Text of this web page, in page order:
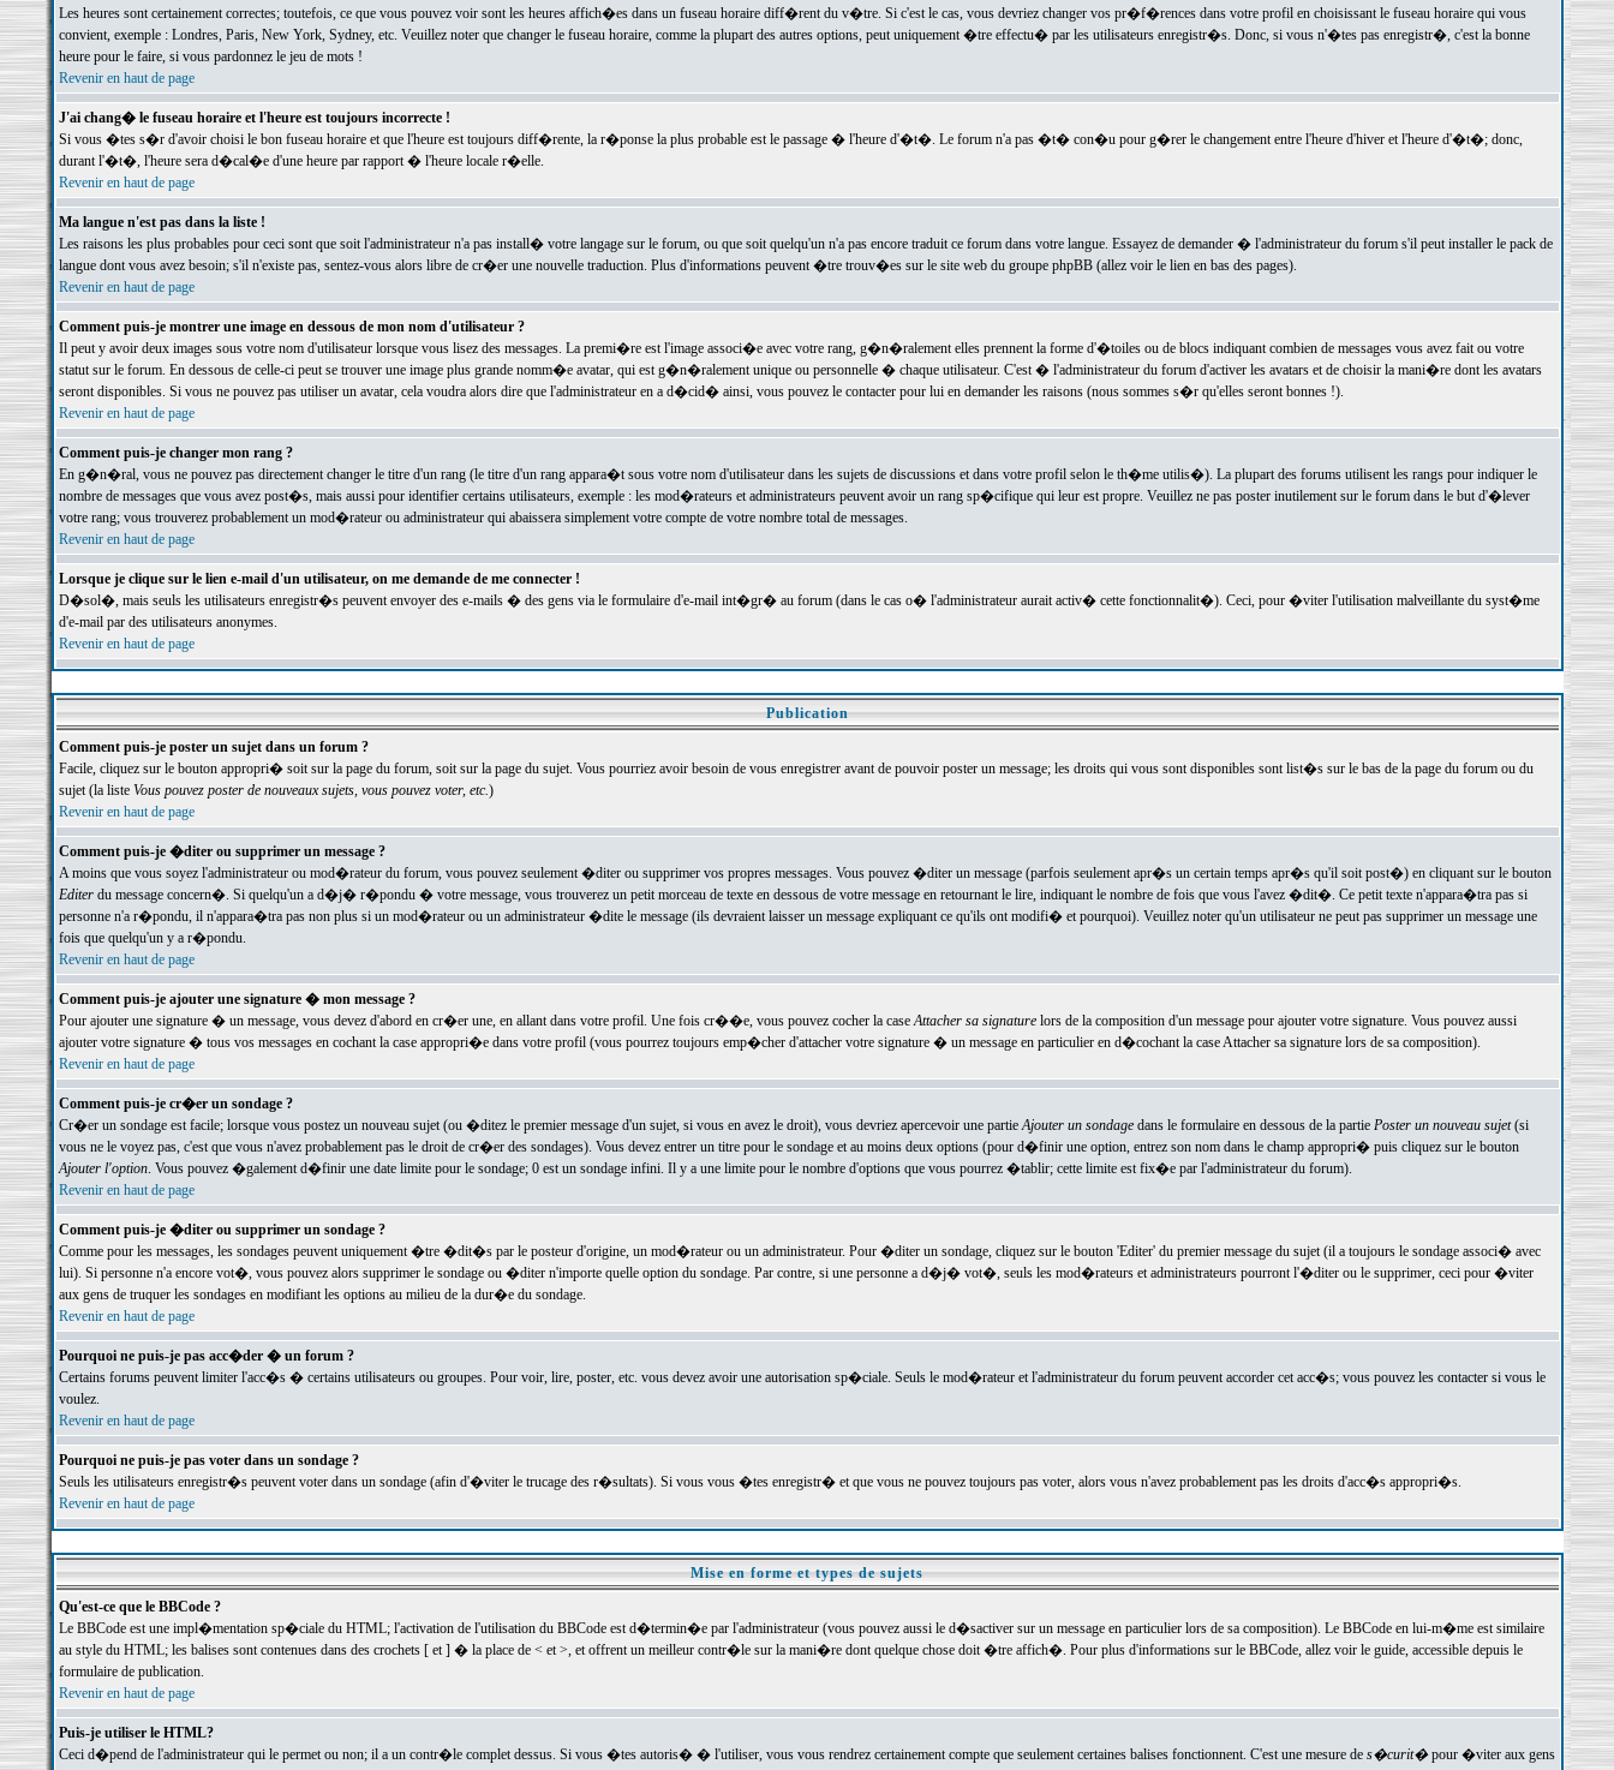
Les heures sont certainement correctes; toutefois, ce que vous pouvez voir sont les heures affich�es dans un fuseau horaire diff�rent du v�tre. Si c'est le cas, vous devriez changer vos pr�f�rences dans votre profil en choisissant le fuseau horaire qui vous
convient, exemple : Londres, Paris, New York, Sydney, etc. Veuillez noter que changer le fuseau horaire, comme la plupart des autres options, peut uniquement �tre effectu� par les utilisateurs enregistr�s. Donc, si vous n'�tes pas enregistr�, c'est la bonne
heure pour le faire, si vous pardonnez le jeu de mots !
Revenir en haut de page
J'ai chang� le fuseau horaire et l'heure est toujours incorrecte !
Si vous �tes s�r d'avoir choisi le bon fuseau horaire et que l'heure est toujours diff�rente, la r�ponse la plus probable est le passage � l'heure d'�t�. Le forum n'a pas �t� con�u pour g�rer le changement entre l'heure d'hiver et l'heure d'�t�; donc,
durant l'�t�, l'heure sera d�cal�e d'une heure par rapport � l'heure locale r�elle.
Revenir en haut de page
Ma langue n'est pas dans la liste !
Les raisons les plus probables pour ceci sont que soit l'administrateur n'a pas install� votre langage sur le forum, ou que soit quelqu'un n'a pas encore traduit ce forum dans votre langue. Essayez de demander � l'administrateur du forum s'il peut installer le pack de
langue dont vous avez besoin; s'il n'existe pas, sentez-vous alors libre de cr�er une nouvelle traduction. Plus d'informations peuvent �tre trouv�es sur le site web du groupe phpBB (allez voir le lien en bas des pages).
Revenir en haut de page
Comment puis-je montrer une image en dessous de mon nom d'utilisateur ?
Il peut y avoir deux images sous votre nom d'utilisateur lorsque vous lisez des messages. La premi�re est l'image associ�e avec votre rang, g�n�ralement elles prennent la forme d'�toiles ou de blocs indiquant combien de messages vous avez fait ou votre
statut sur le forum. En dessous de celle-ci peut se trouver une image plus grande nomm�e avatar, qui est g�n�ralement unique ou personnelle � chaque utilisateur. C'est � l'administrateur du forum d'activer les avatars et de choisir la mani�re dont les avatars
seront disponibles. Si vous ne pouvez pas utiliser un avatar, cela voudra alors dire que l'administrateur en a d�cid� ainsi, vous pouvez le contacter pour lui en demander les raisons (nous sommes s�r qu'elles seront bonnes !).
Revenir en haut de page
Comment puis-je changer mon rang ?
En g�n�ral, vous ne pouvez pas directement changer le titre d'un rang (le titre d'un rang appara�t sous votre nom d'utilisateur dans les sujets de discussions et dans votre profil selon le th�me utilis�). La plupart des forums utilisent les rangs pour indiquer le
nombre de messages que vous avez post�s, mais aussi pour identifier certains utilisateurs, exemple : les mod�rateurs et administrateurs peuvent avoir un rang sp�cifique qui leur est propre. Veuillez ne pas poster inutilement sur le forum dans le but d'�lever
votre rang; vous trouverez probablement un mod�rateur ou administrateur qui abaissera simplement votre compte de votre nombre total de messages.
Revenir en haut de page
Lorsque je clique sur le lien e-mail d'un utilisateur, on me demande de me connecter !
D�sol�, mais seuls les utilisateurs enregistr�s peuvent envoyer des e-mails � des gens via le formulaire d'e-mail int�gr� au forum (dans le cas o� l'administrateur aurait activ� cette fonctionnalit�). Ceci, pour �viter l'utilisation malveillante du syst�me
d'e-mail par des utilisateurs anonymes.
Revenir en haut de page
Publication
Comment puis-je poster un sujet dans un forum ?
Facile, cliquez sur le bouton appropri� soit sur la page du forum, soit sur la page du sujet. Vous pourriez avoir besoin de vous enregistrer avant de pouvoir poster un message; les droits qui vous sont disponibles sont list�s sur le bas de la page du forum ou du
sujet (la liste Vous pouvez poster de nouveaux sujets, vous pouvez voter, etc.)
Revenir en haut de page
Comment puis-je �diter ou supprimer un message ?
A moins que vous soyez l'administrateur ou mod�rateur du forum, vous pouvez seulement �diter ou supprimer vos propres messages. Vous pouvez �diter un message (parfois seulement apr�s un certain temps apr�s qu'il soit post�) en cliquant sur le bouton
Editerdu message concern�. Si quelqu'un a d�j� r�pondu � votre message, vous trouverez un petit morceau de texte en dessous de votre message en retournant le lire, indiquant le nombre de fois que vous l'avez �dit�. Ce petit texte n'appara�tra pas si
personne n'a r�pondu, il n'appara�tra pas non plus si un mod�rateur ou un administrateur �dite le message (ils devraient laisser un message expliquant ce qu'ils ont modifi� et pourquoi). Veuillez noter qu'un utilisateur ne peut pas supprimer un message une
fois que quelqu'un y a r�pondu.
Revenir en haut de page
Comment puis-je ajouter une signature � mon message ?
Pour ajouter une signature � un message, vous devez d'abord en cr�er une, en allant dans votre profil. Une fois cr��e, vous pouvez cocher la caseAttacher sa signaturelors de la composition d'un message pour ajouter votre signature. Vous pouvez aussi
ajouter votre signature � tous vos messages en cochant la case appropri�e dans votre profil (vous pourrez toujours emp�cher d'attacher votre signature � un message en particulier en d�cochant la case Attacher sa signature lors de sa composition).
Revenir en haut de page
Comment puis-je cr�er un sondage ?
Cr�er un sondage est facile; lorsque vous postez un nouveau sujet (ou �ditez le premier message d'un sujet, si vous en avez le droit), vous devriez apercevoir une partieAjouter un sondagedans le formulaire en dessous de la partie Poster un nouveau sujet(si
vous ne le voyez pas, c'est que vous n'avez probablement pas le droit de cr�er des sondages). Vous devez entrer un titre pour le sondage et au moins deux options (pour d�finir une option, entrez son nom dans le champ appropri� puis cliquez sur le bouton
Ajouter l'option. Vous pouvez �galement d�finir une date limite pour le sondage; 0 est un sondage infini. Il y a une limite pour le nombre d'options que vous pourrez �tablir; cette limite est fix�e par l'administrateur du forum).
Revenir en haut de page
Comment puis-je �diter ou supprimer un sondage ?
Comme pour les messages, les sondages peuvent uniquement �tre �dit�s par le posteur d'origine, un mod�rateur ou un administrateur. Pour �diter un sondage, cliquez sur le bouton 'Editer' du premier message du sujet (il a toujours le sondage associ� avec
lui). Si personne n'a encore vot�, vous pouvez alors supprimer le sondage ou �diter n'importe quelle option du sondage. Par contre, si une personne a d�j� vot�, seuls les mod�rateurs et administrateurs pourront l'�diter ou le supprimer, ceci pour �viter
aux gens de truquer les sondages en modifiant les options au milieu de la dur�e du sondage.
Revenir en haut de page
Pourquoi ne puis-je pas acc�der � un forum ?
Certains forums peuvent limiter l'acc�s � certains utilisateurs ou groupes. Pour voir, lire, poster, etc. vous devez avoir une autorisation sp�ciale. Seuls le mod�rateur et l'administrateur du forum peuvent accorder cet acc�s; vous pouvez les contacter si vous le
voulez.
Revenir en haut de page
Pourquoi ne puis-je pas voter dans un sondage ?
Seuls les utilisateurs enregistr�s peuvent voter dans un sondage (afin d'�viter le trucage des r�sultats). Si vous vous �tes enregistr� et que vous ne pouvez toujours pas voter, alors vous n'avez probablement pas les droits d'acc�s appropri�s.
Revenir en haut de page
Mise en forme et types de sujets
Qu'est-ce que le BBCode ?
Le BBCode est une impl�mentation sp�ciale du HTML; l'activation de l'utilisation du BBCode est d�termin�e par l'administrateur (vous pouvez aussi le d�sactiver sur un message en particulier lors de sa composition). Le BBCode en lui-m�me est similaire
au style du HTML; les balises sont contenues dans des crochets [ et ] � la place de < et >, et offrent un meilleur contr�le sur la mani�re dont quelque chose doit �tre affich�. Pour plus d'informations sur le BBCode, allez voir le guide, accessible depuis le
formulaire de publication.
Revenir en haut de page
Puis-je utiliser le HTML?
Ceci d�pend de l'administrateur qui le permet ou non; il a un contr�le complet dessus. Si vous �tes autoris� � l'utiliser, vous vous rendrez certainement compte que seulement certaines balises fonctionnent. C'est une mesure de s�curit�pour �viter aux gens